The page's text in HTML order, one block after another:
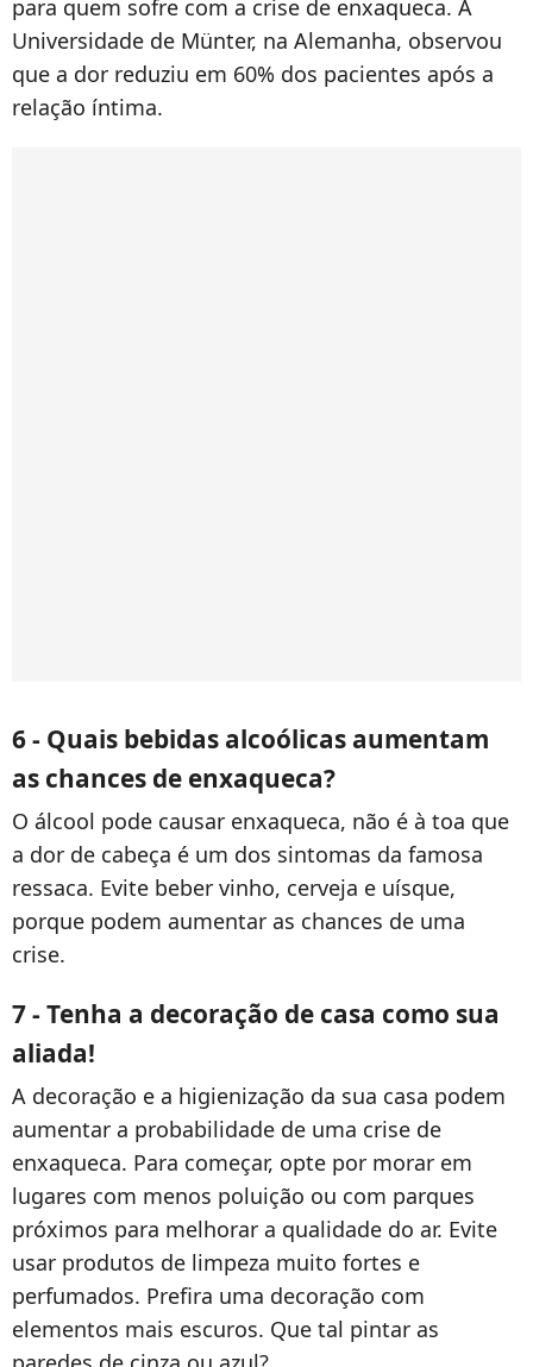
para quem sofre com a crise de enxaqueca. A
Universidade de Münter, na Alemanha, observou
que a dor reduziu em 60% dos pacientes após a
relação íntima.
6 - Quais bebidas alcoólicas aumentam
as chances de enxaqueca?
O álcool pode causar enxaqueca, não é à toa que
a dor de cabeça é um dos sintomas da famosa
ressaca. Evite beber vinho, cerveja e uísque,
porque podem aumentar as chances de uma
crise.
7 - Tenha a decoração de casa como sua
aliada!
A decoração e a higienização da sua casa podem
aumentar a probabilidade de uma crise de
enxaqueca. Para começar, opte por morar em
lugares com menos poluição ou com parques
próximos para melhorar a qualidade do ar. Evite
usar produtos de limpeza muito fortes e
perfumados. Prefira uma decoração com
elementos mais escuros. Que tal pintar as